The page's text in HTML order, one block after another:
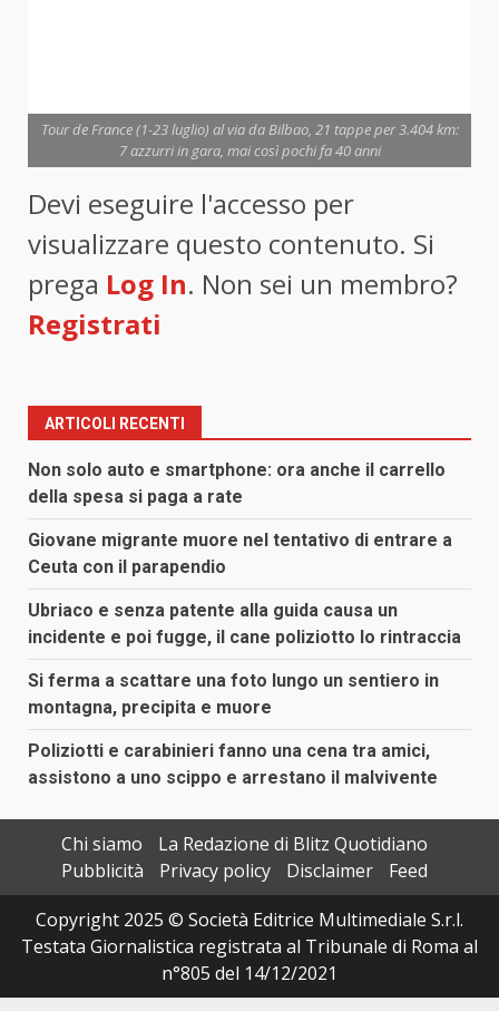
Tour de France (1-23 luglio) al via da Bilbao, 21 tappe per 3.404 km:
7 azzurri in gara, mai così pochi fa 40 anni
Devi eseguire l'accesso per
visualizzare questo contenuto. Si
prega Log In. Non sei un membro?
Registrati
ARTICOLI RECENTI
Non solo auto e smartphone: ora anche il carrello
della spesa si paga a rate
Giovane migrante muore nel tentativo di entrare a
Ceuta con il parapendio
Ubriaco e senza patente alla guida causa un
incidente e poi fugge, il cane poliziotto lo rintraccia
Si ferma a scattare una foto lungo un sentiero in
montagna, precipita e muore
Poliziotti e carabinieri fanno una cena tra amici,
assistono a uno scippo e arrestano il malvivente
Chi siamo
La Redazione di Blitz Quotidiano
Pubblicità
Privacy policy Disclaimer
Feed
Copyright 2025 © Società Editrice Multimediale S.r.l.
Testata Giornalistica registrata al Tribunale di Roma al
n°805 del 14/12/2021